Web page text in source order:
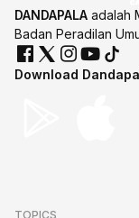
DANDAPALA adalah
Badan Peradilan
Download
TOPICS